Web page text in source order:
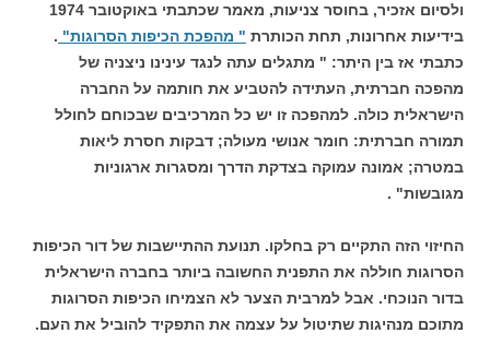
ולסיום אזכיר, בחוסר צניעות, מאמר שכתבתי באוקטובר 1974
בידיעות אחרונות, תחת הכותרת " מהפכת הכיפות הסרוגות" .
כתבתי אז בין היתר: " מתגלים עתה לנגד עינינו ניצניה של
מהפכה חברתית, העתידה להטביע את חותמה על החברה
הישראלית כולה. למהפכה זו יש כל המרכיבים שבכוחם לחולל
תמורה חברתית: חומר אנושי מעולה; דבקות חסרת ליאות
במטרה; אמונה עמוקה בצדקת הדרך ומסגרות ארגוניות
מגובשות" .
החיזוי הזה התקיים רק בחלקו. תנועת ההתיישבות של דור הכיפות
הסרוגות חוללה את התפנית החשובה ביותר בחברה הישראלית
בדור הנוכחי. אבל למרבית הצער לא הצמיחו הכיפות הסרוגות
מתוכם מנהיגות שתיטול על עצמה את התפקיד להוביל את העם.